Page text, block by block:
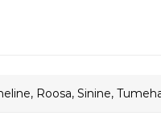
Roosa, Sinine,